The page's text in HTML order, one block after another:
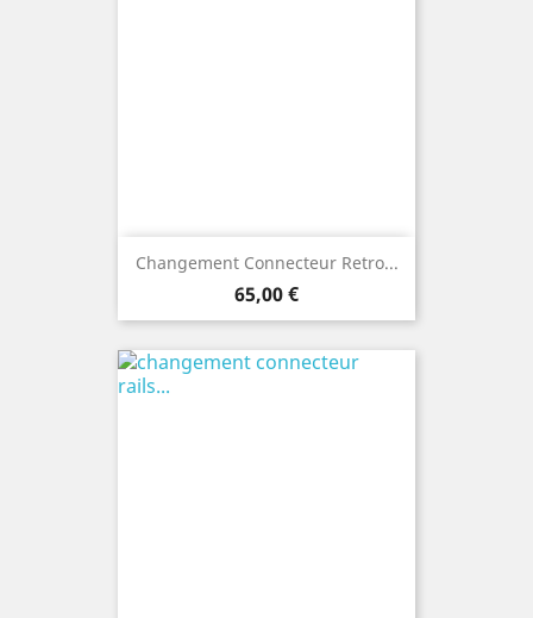
Changement Connecteur Retro...
Prix
65,00 €